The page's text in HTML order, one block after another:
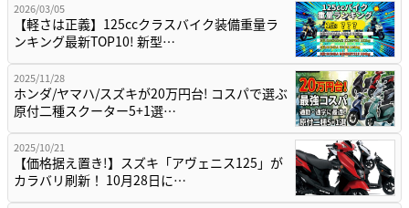
2026/03/05
【軽さは正義】125ccクラスバイク装備重量ラ
ンキング最新TOP10! 新型…
2025/11/28
ホンダ/ヤマハ/スズキが20万円台! コスパで選ぶ
原付二種スクーター5+1選…
2025/10/21
【価格据え置き!】スズキ「アヴェニス125」が
カラバリ刷新！ 10月28日に…